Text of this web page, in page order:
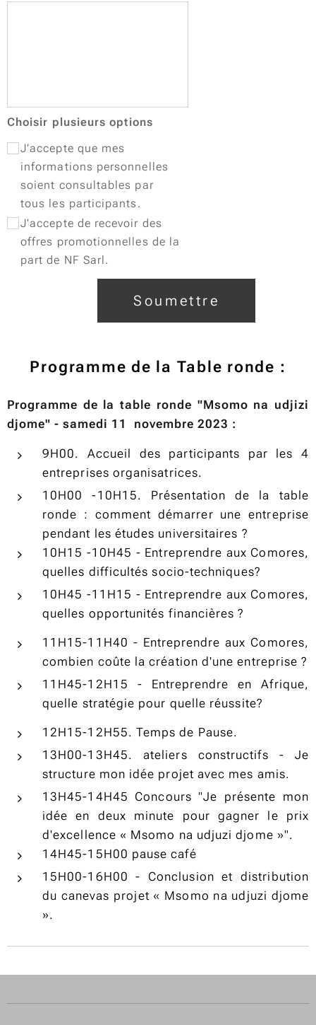
Choisir plusieurs options
J’accepte que mes
informations personnelles
soient consultables par
tous les participants.
J'accepte de recevoir des
offres promotionnelles de la
part de NF Sarl.
Soumettre
Programme de la Table ronde :
Programme de la table ronde "Msomo na udjizi
djome" - samedi 11 novembre 2023 :
9H00. Accueil des participants par les 4
entreprises organisatrices.
10H00 -10H15. Présentation de la table
ronde : comment démarrer une entreprise
pendant les études universitaires ?
10H15 -10H45 - Entreprendre aux Comores,
quelles difficultés socio-techniques?
10H45 -11H15 - Entreprendre aux Comores,
quelles opportunités financières ?
11H15-11H40 - Entreprendre aux Comores,
combien coûte la création d'une entreprise ?
11H45-12H15 - Entreprendre en Afrique,
quelle stratégie pour quelle réussite?
12H15-12H55. Temps de Pause.
13H00-13H45. ateliers constructifs - Je
structure mon idée projet avec mes amis.
13H45-14H45 Concours "Je présente mon
idée en deux minute pour gagner le prix
d'excellence « Msomo na udjuzi djome »".
14H45-15H00 pause café
15H00-16H00 - Conclusion et distribution
du canevas projet « Msomo na udjuzi djome
».